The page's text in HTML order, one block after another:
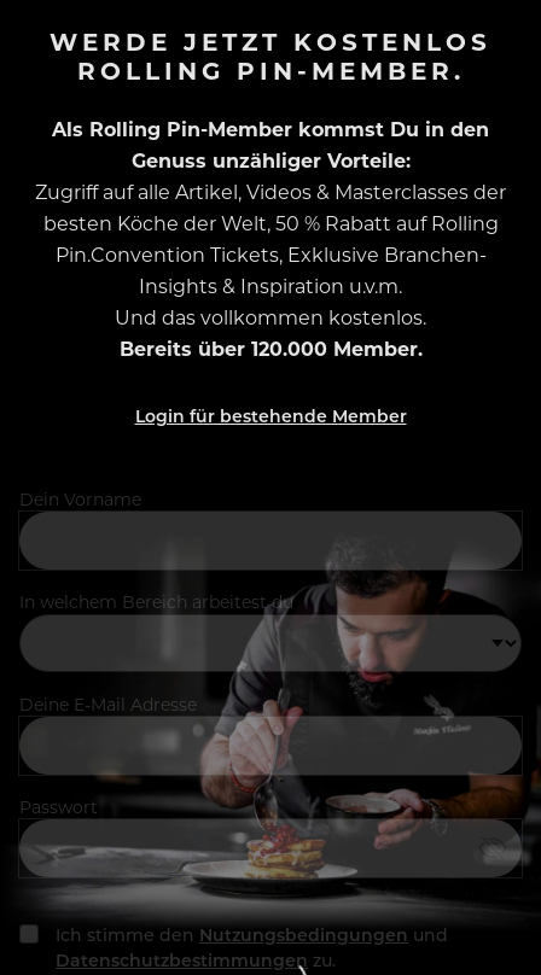
WERDE JETZT KOSTENLOS
ROLLING PIN-MEMBER.
Als Rolling Pin-Member kommst Du in den
Genuss unzähliger Vorteile:
Zugriff auf alle Artikel, Videos & Masterclasses der
besten Köche der Welt, 50 % Rabatt auf Rolling
Pin.Convention Tickets, Exklusive Branchen-
Insights & Inspiration u.v.m.
Und das vollkommen kostenlos.
Bereits über 120.000 Member.
Login für bestehende Member
Dein Vorname
In welchem Bereich arbeitest du
Deine E-Mail Adresse
Passwort
Ich stimme den Nutzungsbedingungen und
Datenschutzbestimmungen zu.